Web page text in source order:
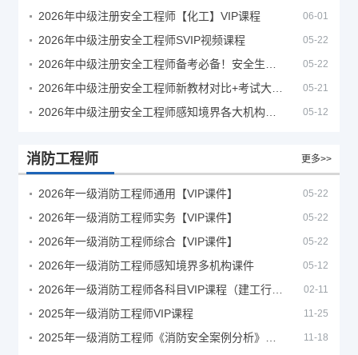
2026年中级注册安全工程师【化工】VIP课程 06-01
2026年中级注册安全工程师SVIP视频课程 05-22
05-22
05-21
05-12
消防工程师 更多>>
2026年一级消防工程师通用【VIP课件】 05-22
2026年一级消防工程师实务【VIP课件】 05-22
2026年一级消防工程师综合【VIP课件】 05-22
2026年一级消防工程师感知境界多机构课件 05-12
02-11
2025年一级消防工程师VIP课程 11-25
11-18